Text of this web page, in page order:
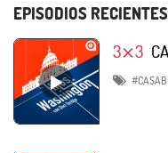
EPISODIOS RECIENTES
3⨯3